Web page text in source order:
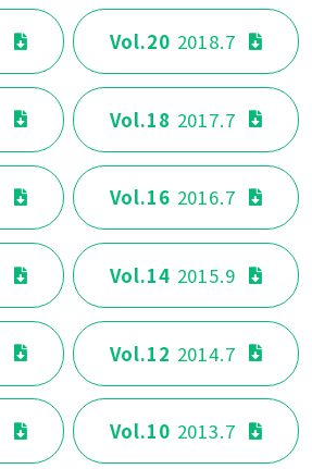
Vol.20 2018.7
Vol.18 2017.7
Vol.16 2016.7
Vol.14 2015.9
Vol.12 2014.7
Vol.10 2013.7